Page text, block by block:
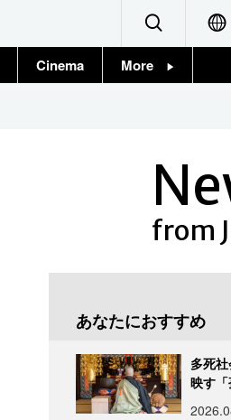
Cinema More
from
あなたにおすすめ
多死
映す